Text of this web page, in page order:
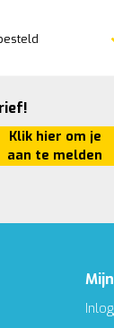
Klik hier om je
aan te melden